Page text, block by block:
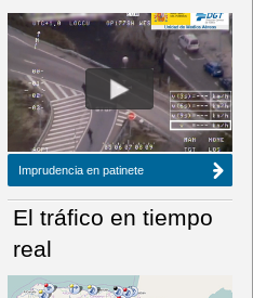
NÚMERO ACTUAL HEMEROTECA
Imprudencia en patinete
El tráfico en tiempo
real